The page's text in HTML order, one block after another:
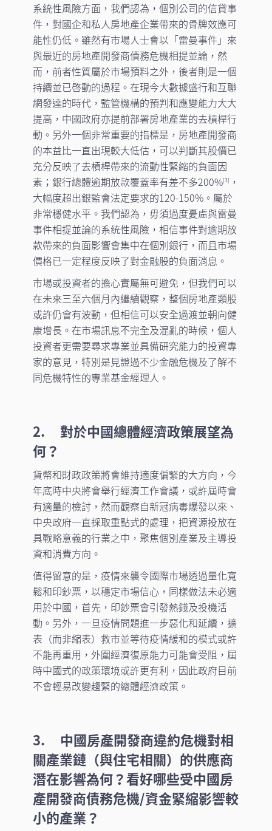
系統性風險方面，我們認為，個別公司的信貸事
件，對國企和私人房地產企業帶來的骨牌效應可
能性仍低。雖然有市場人士會以「雷曼事件」來
與最近的房地產開發商債務危機相提並論，然
而，前者性質屬於市場預料之外，後者則是一個
持續並已啓動的過程。在現今大數據盛行和互聯
網發達的時代，監管機構的預判和應變能力大大
提高，中國政府亦提前部署房地產業的去槓桿行
動。另外一個非常重要的指標是，房地產開發商
的本益比一直出現較大低估，可以判斷其股價已
充分反映了去槓桿帶來的流動性緊縮的負面因
素；銀行總體逾期放款覆蓋率有差不多200%[3] ，
大幅度超出銀監會法定要求的120-150%。屬於
非常穩健水平。我們認為，毋須過度憂慮與雷曼
事件相提並論的系统性風險，相信事件對逾期放
款帶來的負面影響會集中在個別銀行，而且市場
價格已一定程度反映了對金融股的負面消息。
市場或投資者的擔心實屬無可避免，但我們可以
在未來三至六個月內繼續觀察，整個房地產類股
或許仍會有波動，但相信可以安全過渡並朝向健
康增長。在市場訊息不完全及混亂的時候，個人
投資者更需要尋求專業並具備研究能力的投資專
家的意見，特別是見證過不少金融危機及了解不
同危機特性的專業基金經理人。
2. 對於中國總體經濟政策展望為
何？
貨幣和財政政策將會維持適度偏緊的大方向，今
年底時中央將會舉行經濟工作會議，或許屆時會
有適量的檢討，然而觀察自新冠病毒爆發以來、
中央政府一直採取重點式的處理，把資源投放在
具戰略意義的行業之中，聚焦個別產業及主導投
資和消費方向。
值得留意的是，疫情來襲令國際市場透過量化寬
鬆和印鈔票，以穩定市場信心，同樣做法未必適
用於中國，首先，印鈔票會引發熱錢及投機活
動。另外，一旦疫情問題進一步惡化和延續，擴
表（而非縮表）救市並等待疫情緩和的模式或許
不能再重用，外圍經濟復原能力可能會受阻，屆
時中國式的政策環境或許更有利，因此政府目前
不會輕易改變趨緊的總體經濟政策。
3. 中國房產開發商違約危機對相
關產業鏈（與住宅相關）的供應商
潛在影響為何？看好哪些受中國房
產開發商債務危機/資金緊縮影響較
小的產業？